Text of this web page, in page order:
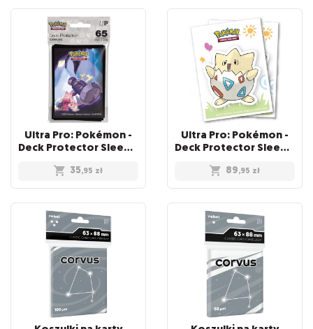
Ultra Pro: Pokémon -
Deck Protector Sleeves - Character Series - Tinkaton (65 szt.)
35,95 zł
Ultra Pro: Pokémon -
Deck Protector Sleeves - Togepi (105 szt.)
89,95 zł